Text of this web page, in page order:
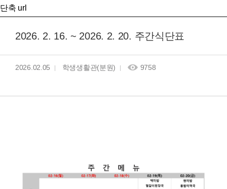
단축 url
2026. 2. 16. ~ 2026. 2. 20. 주간식단표
2026.02.05 학생생활관(분원) 9758